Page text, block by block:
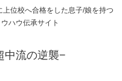
位校へ合格をした息子/娘を持つ
ハウ伝承サイト
中流の逆襲−